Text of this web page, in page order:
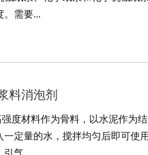
。需要...
料消泡剂
度材料作为骨料，以水泥作为
一定量的水，搅拌均匀后即可使
引气...